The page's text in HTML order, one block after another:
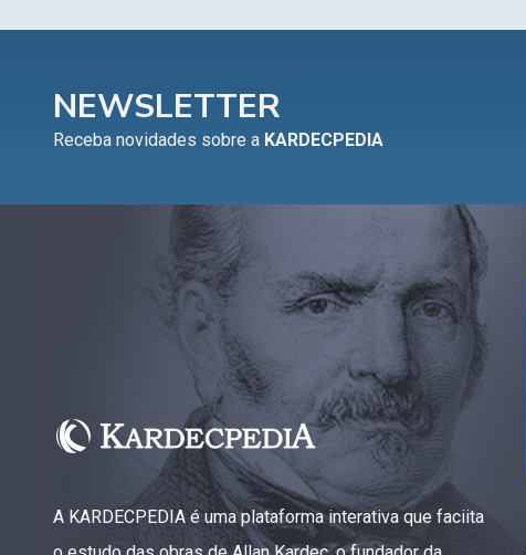
NEWSLETTER
Receba novidades sobre a KARDECPEDIA
A KARDECPEDIA é uma plataforma interativa que faciita